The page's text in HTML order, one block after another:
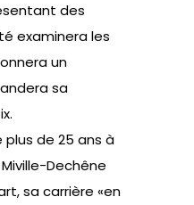
des
examinera les
un
sa
plus de 25 ans à
Dechêne
sa carrière «en